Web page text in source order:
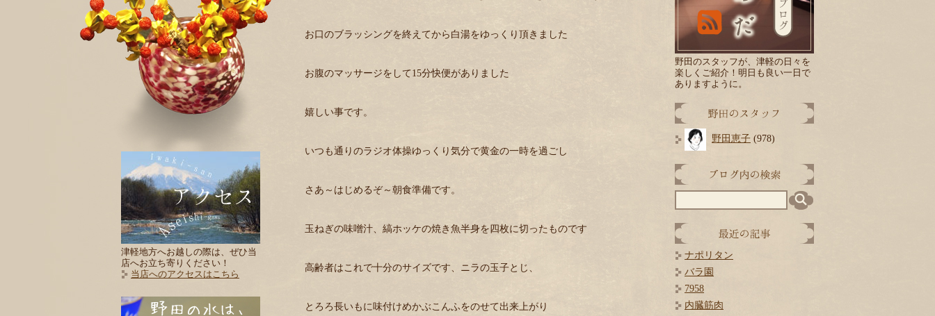
津軽地方へお越しの際は、ぜひ当
店へお立ち寄りください！
当店へのアクセスはこちら
お口のブラッシングを終えてから白湯をゆっくり頂きました
お腹のマッサージをして15分快便がありました
嬉しい事です。
いつも通りのラジオ体操ゆっくり気分で黄金の一時を過ごし
さあ～はじめるぞ～朝食準備です。
玉ねぎの味噌汁、縞ホッケの焼き魚半身を四枚に切ったものです
高齢者はこれで十分のサイズです、ニラの玉子とじ、
とろろ長いもに味付けめかぶこんふをのせて出来上がり
野田のスタッフが、津軽の日々を
楽しくご紹介！ 明日 も良い一日で
ありますように。
野田恵子 (978)
ナポリタン
バラ園
7958
内臓筋肉